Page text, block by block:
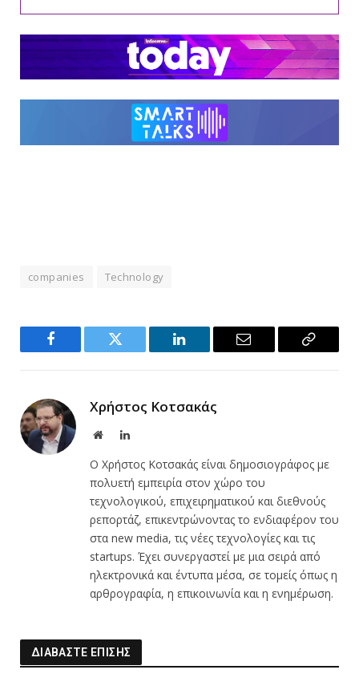
companies Technology
Facebook Twitter LinkedIn Email
Copy
Χρήστος Κοτσακάς
WebsiteLinkedIn
Ο Χρήστος Κοτσακάς είναι δημοσιογράφος με
πολυετή εμπειρία στον χώρο του
τεχνολογικού, επιχειρηματικού και διεθνούς
ρεπορτάζ, επικεντρώνοντας το ενδιαφέρον του
στα new media, τις νέες τεχνολογίες και τις
startups. Έχει συνεργαστεί με μια σειρά από
ηλεκτρονικά και έντυπα μέσα, σε τομείς όπως η
αρθρογραφία, η επικοινωνία και η ενημέρωση.
ΔΙΑΒΑΣΤΕ ΕΠΙΣΗΣ